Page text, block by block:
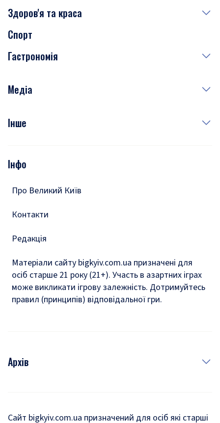
Сьогодні
Завтра
Субота
Здоров'я та краса
Медицина
Краса
Спорт
Гастрономія
Рецепти
Медіа
Фото
Подкасти
Інше
Тести
Інфо
Про Великий Київ
Контакти
Редакція
Матеріали сайту bigkyiv.com.ua призначені для
осіб старше 21 року (21+). Участь в азартних іграх
може викликати ігрову залежність. Дотримуйтесь
правил (принципів) відповідальної гри.
Архів
Сайт bigkyiv.com.ua призначений для осіб які старші